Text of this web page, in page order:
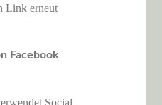
Link erneut
Facebook